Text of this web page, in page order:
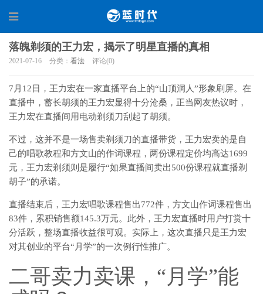
落魄剃须的王力宏，揭示了明星直播的真相
2021-07-16 分类： 看法 评论(0)
7月12日，王力宏在一家直播平台上的“山顶洞人”形象刷屏。在
直播中，蓄长胡须的王力宏显得十分沧桑，正当网友热议时，
王力宏在直播间用电动剃须刀刮起了胡须。
不过，这并不是一场售卖剃须刀的直播带货，王力宏卖的是自
己的唱歌教程和方文山的作词课程，两份课程定价均高达1699
元，王力宏剃须则是履行“如果直播间卖出500份课程就直播剃
胡子”的承诺。
直播结束后，王力宏唱歌课程售出772件，方文山作词课程售出
83件，累积销售额145.3万元。此外，王力宏直播时用户打赏十
分活跃，整场直播收益很可观。实际上，这次直播只是王力宏
对其创业的平台“月学”的一次例行性推广。
二哥卖力卖课，“月学”能